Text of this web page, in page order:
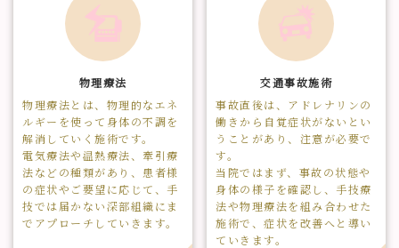
物理療法
物理療法とは、物理的なエネ
ルギーを使って身体の不調を
解消していく施術です。
電気療法や温熱療法、牽引療
法などの種類があり、患者様
の症状やご要望に応じて、手
技では届かない深部組織にま
でアプローチしていきます。
交通事故施術
事故直後は、アドレナリンの
働きから自覚症状がないとい
うことがあり、注意が必要で
す。
当院ではまず、事故の状態や
身体の様子を確認し、手技療
法や物理療法を組み合わせた
施術で、症状を改善へと導い
ていきます。